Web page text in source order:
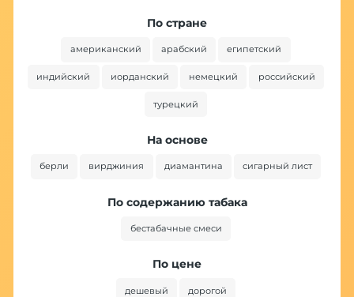
По стране
американский арабский египетский
индийский иорданский немецкий российский
турецкий
На основе
берли вирджиния диамантина сигарный лист
По содержанию табака
бестабачные смеси
По цене
дешевый дорогой